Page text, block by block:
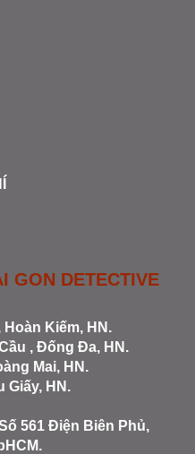
GON DETECTIVE
Kiếm, HN.
, Đống Đa, HN.
Mai, HN.
Giấy, HN.
561 Điện Biên Phủ,